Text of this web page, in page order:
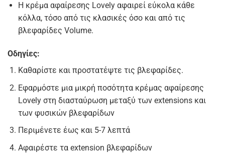
Η κρέμα αφαίρεσης Lovely αφαιρεί εύκολα κάθε
κόλλα, τόσο από τις κλασικές όσο και από τις
βλεφαρίδες Volume.
Οδηγίες:
Καθαρίστε και προστατέψτε τις βλεφαρίδες.
Εφαρμόστε μια μικρή ποσότητα κρέμας αφαίρεσης
Lovely στη διασταύρωση μεταξύ των extensions και
των φυσικών βλεφαρίδων
Περιμένετε έως και 5-7 λεπτά
Αφαιρέστε τα extension βλεφαρίδων